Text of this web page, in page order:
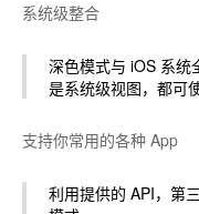
系统级整合
深色模式与 iOS 系统
是系统级视图，都可
支持你常用的各种 App
利用提供的 API，第